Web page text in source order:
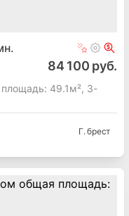
84 100 руб.
49.1м², 3-
Г. брест